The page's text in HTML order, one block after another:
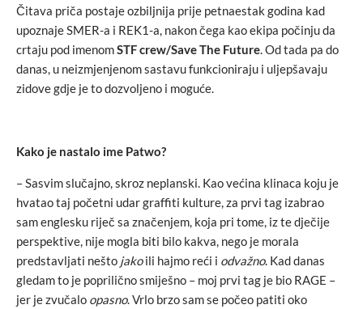
Čitava priča postaje ozbiljnija prije petnaestak godina kad
upoznaje SMER-a i REK1-a, nakon čega kao ekipa počinju da
crtaju pod imenomSTF crew/Save The Future. Od tada pa do
danas, u neizmjenjenom sastavu funkcioniraju i uljepšavaju
zidove gdje je to dozvoljeno i moguće.
Kako je nastalo ime Patwo?
– Sasvim slučajno, skroz neplanski. Kao većina klinaca koju je
hvatao taj početni udar graffiti kulture, za prvi tag izabrao
sam englesku riječ sa značenjem, koja pri tome, iz te dječije
perspektive, nije mogla biti bilo kakva, nego je morala
predstavljati nešto jakoili hajmo reći i odvažno. Kad danas
gledam to je poprilično smiješno – moj prvi tag je bio RAGE –
jer je zvučalo opasno. Vrlo brzo sam se počeo patiti oko